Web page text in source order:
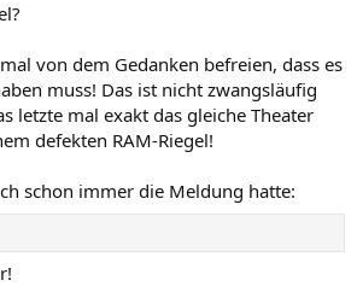
von dem Gedanken befreien, dass es
muss! Das ist nicht zwangsläufig
letzte mal exakt das gleiche Theater
defekten RAM-Riegel!
schon immer die Meldung hatte: